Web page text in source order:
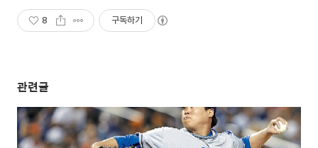
8 구독하기
관련글